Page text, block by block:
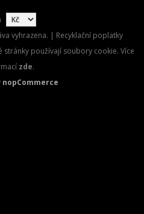
vyhrazena. | Recyklační poplatky
používají soubory cookie. Více
zde.
nopCommerce